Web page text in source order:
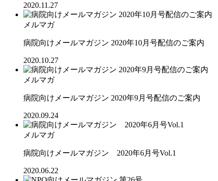
2020.11.27
メルマガ
病院向けメールマガジン 2020年10月号配信のご案内
2020.10.27
メルマガ
病院向けメールマガジン 2020年9月号配信のご案内
2020.09.24
メルマガ
病院向けメールマガジン 2020年6月号Vol.1
2020.06.22